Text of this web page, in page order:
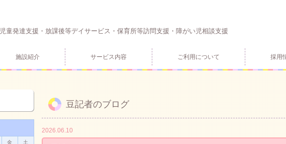
児童発達支援・放課後等デイサービス・保育所等訪問支援・障がい児相談支援
施設紹介 サービス内容 ご利用について 採用
豆記者のブログ
2026.06.10
金 土